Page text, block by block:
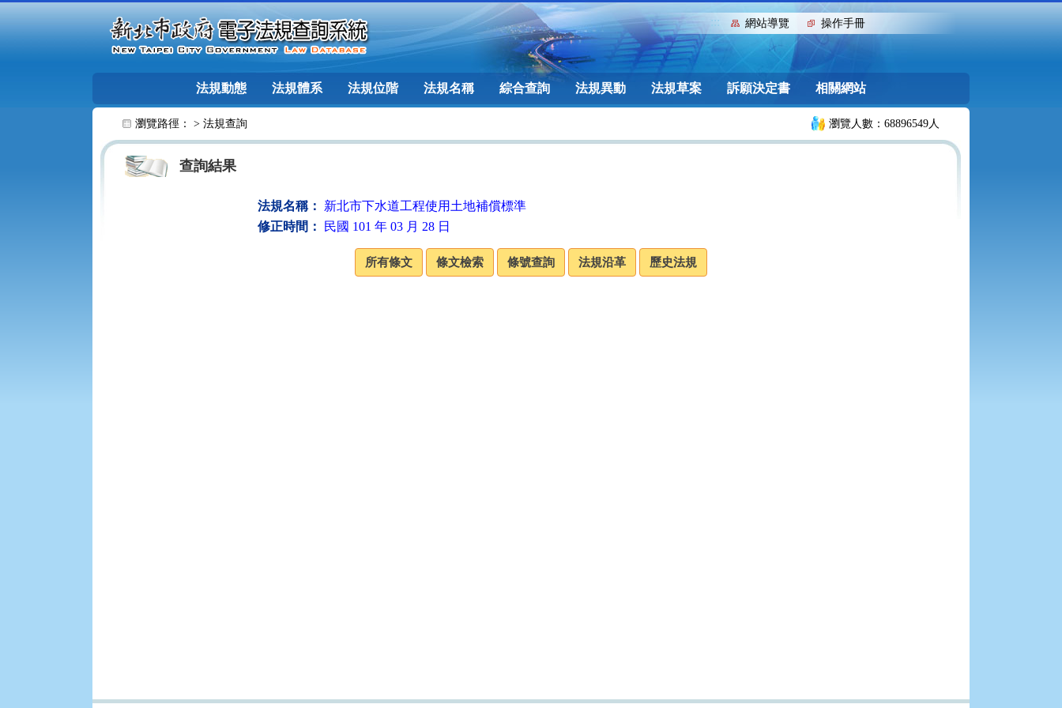
::: 網站導覽 操作手冊
法規動態 法規體系 法規位階 法規名稱 綜合查詢 法規異動 法規草案 訴願決定書 相關網站
瀏覽路徑： > 法規查詢 瀏覽人數：68896549人
查詢結果
法規名稱：
新北市下水道工程使用土地補償標準
修正時間：
民國 101 年 03 月 28 日